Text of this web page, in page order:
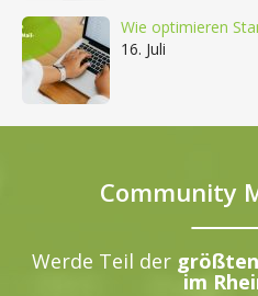
Wie optimieren
16. Juli
Community
Werde Teil der
im